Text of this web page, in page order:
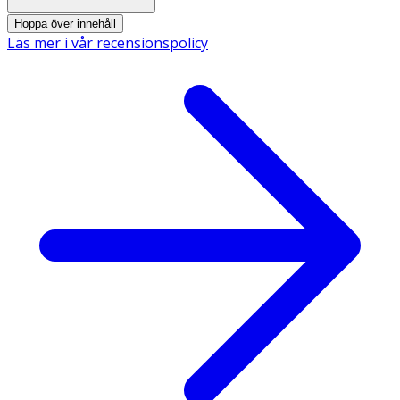
Hoppa över innehåll
Läs mer i vår recensionspolicy